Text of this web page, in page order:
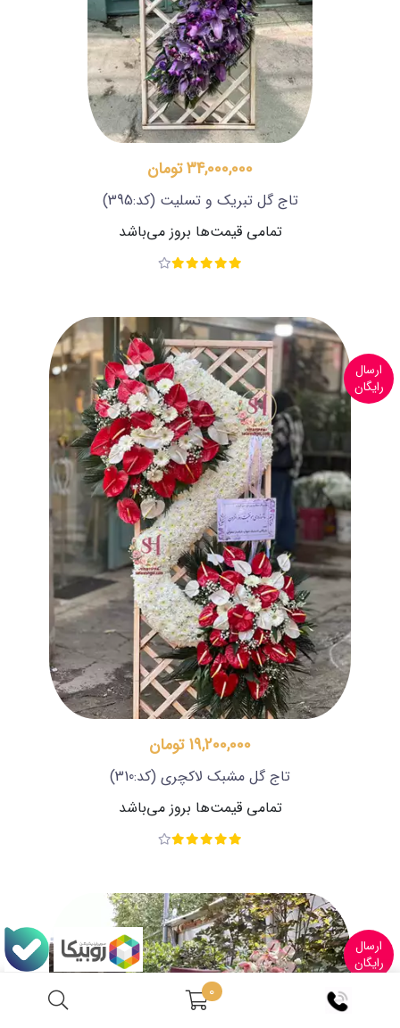
0
34,000,000 تومان
تاج گل تبریک و تسلیت (کد:395)
تمامی قیمت‌ها بروز می‌باشد
ارسال
رایگان
19,200,000 تومان
تاج گل مشبک لاکچری (کد:310)
تمامی قیمت‌ها بروز می‌باشد
ارسال
رایگان